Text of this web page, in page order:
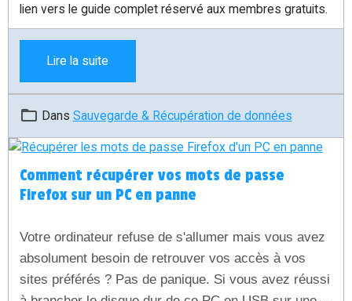
lien vers le guide complet réservé aux membres gratuits.
Lire la suite
Dans Sauvegarde & Récupération de données
Comment récupérer vos mots de passe
Firefox sur un PC en panne
Votre ordinateur refuse de s'allumer mais vous avez
absolument besoin de retrouver vos accès à vos
sites préférés ? Pas de panique. Si vous avez réussi